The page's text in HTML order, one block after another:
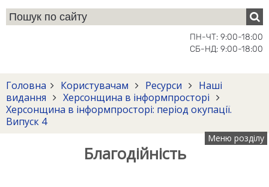
ПН-ЧТ: 9:00-18:00
СБ-НД: 9:00-18:00
Головна Користувачам Ресурси
Наші
видання
Херсонщина в інформпросторі
Херсонщина в інформпросторі: період окупації.
Випуск 4
Меню розділу
Благодійність